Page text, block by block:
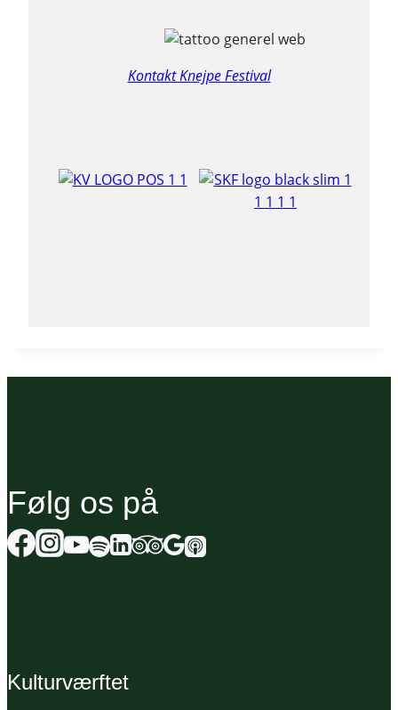
Kontakt Knejpe Festival
Følg os på
Kulturværftet